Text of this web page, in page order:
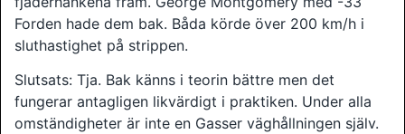
Forden hade dem bak. Båda körde över 200 km/h i
sluthastighet på strippen.
Slutsats: Tja. Bak känns i teorin bättre men det
fungerar antagligen likvärdigt i praktiken. Under alla
omständigheter är inte en Gasser väghållningen själv.